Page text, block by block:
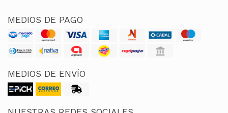
MEDIOS DE PAGO
MEDIOS DE ENVÍO